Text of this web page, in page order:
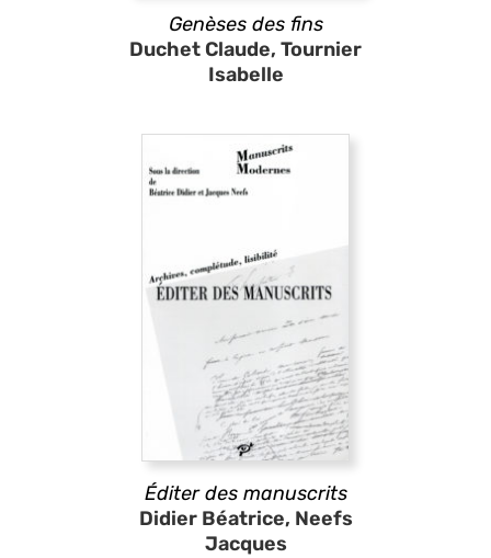
Genèses des fins
Duchet Claude, Tournier
Isabelle
Éditer des manuscrits
Didier Béatrice, Neefs
Jacques